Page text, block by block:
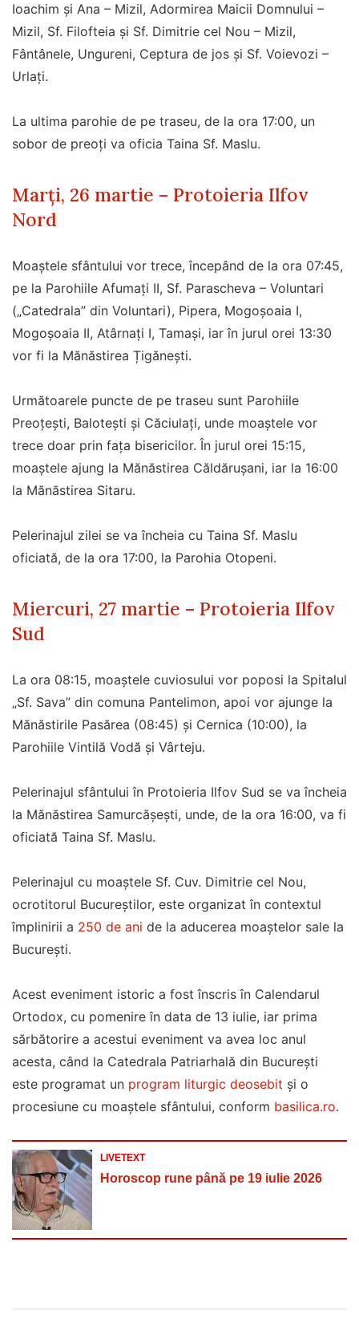
Ioachim și Ana – Mizil, Adormirea Maicii Domnului –
Mizil, Sf. Filofteia și Sf. Dimitrie cel Nou – Mizil,
Fântânele, Ungureni, Ceptura de jos și Sf. Voievozi –
Urlați.
La ultima parohie de pe traseu, de la ora 17:00, un
sobor de preoți va oficia Taina Sf. Maslu.
Marți, 26 martie – Protoieria Ilfov
Nord
Moaștele sfântului vor trece, începând de la ora 07:45,
pe la Parohiile Afumați II, Sf. Parascheva – Voluntari
(„Catedrala” din Voluntari), Pipera, Mogoșoaia I,
Mogoșoaia II, Atârnați I, Tamași, iar în jurul orei 13:30
vor fi la Mănăstirea Țigănești.
Următoarele puncte de pe traseu sunt Parohiile
Preoțești, Balotești și Căciulați, unde moaștele vor
trece doar prin fața bisericilor. În jurul orei 15:15,
moaștele ajung la Mănăstirea Căldărușani, iar la 16:00
la Mănăstirea Sitaru.
Pelerinajul zilei se va încheia cu Taina Sf. Maslu
oficiată, de la ora 17:00, la Parohia Otopeni.
Miercuri, 27 martie – Protoieria Ilfov
Sud
La ora 08:15, moaștele cuviosului vor poposi la Spitalul
„Sf. Sava” din comuna Pantelimon, apoi vor ajunge la
Mănăstirile Pasărea (08:45) și Cernica (10:00), la
Parohiile Vintilă Vodă și Vârteju.
Pelerinajul sfântului în Protoieria Ilfov Sud se va încheia
la Mănăstirea Samurcășești, unde, de la ora 16:00, va fi
oficiată Taina Sf. Maslu.
Pelerinajul cu moaștele Sf. Cuv. Dimitrie cel Nou,
ocrotitorul Bucureștilor, este organizat în contextul
împlinirii a 250 de ani de la aducerea moaștelor sale la
București.
Acest eveniment istoric a fost înscris în Calendarul
Ortodox, cu pomenire în data de 13 iulie, iar prima
sărbătorire a acestui eveniment va avea loc anul
acesta, când la Catedrala Patriarhală din București
este programat un program liturgic deosebit și o
procesiune cu moaștele sfântului, conform basilica.ro.
LIVETEXT
Horoscop rune până pe 19 iulie 2026